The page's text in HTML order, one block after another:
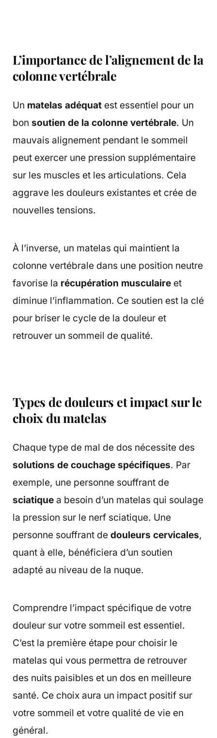
L’importance de l’alignement de la
colonne vertébrale
Un matelas adéquatest essentiel pour un
bon soutien de la colonne vertébrale. Un
mauvais alignement pendant le sommeil
peut exercer une pression supplémentaire
sur les muscles et les articulations. Cela
aggrave les douleurs existantes et crée de
nouvelles tensions.
À l’inverse, un matelas qui maintient la
colonne vertébrale dans une position neutre
favorise la récupération musculaireet
diminue l’inflammation. Ce soutien est la clé
pour briser le cycle de la douleur et
retrouver un sommeil de qualité.
Types de douleurs et impact sur le
choix du matelas
Chaque type de mal de dos nécessite des
solutions de couchage spécifiques. Par
exemple, une personne souffrant de
sciatiquea besoin d’un matelas qui soulage
la pression sur le nerf sciatique. Une
personne souffrant de douleurs cervicales,
quant à elle, bénéficiera d’un soutien
adapté au niveau de la nuque.
Comprendre l’impact spécifique de votre
douleur sur votre sommeil est essentiel.
C’est la première étape pour choisir le
matelas qui vous permettra de retrouver
des nuits paisibles et un dos en meilleure
santé. Ce choix aura un impact positif sur
votre sommeil et votre qualité de vie en
général.